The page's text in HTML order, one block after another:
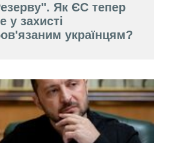
Як ЄС тепер
у захисті
українцям?